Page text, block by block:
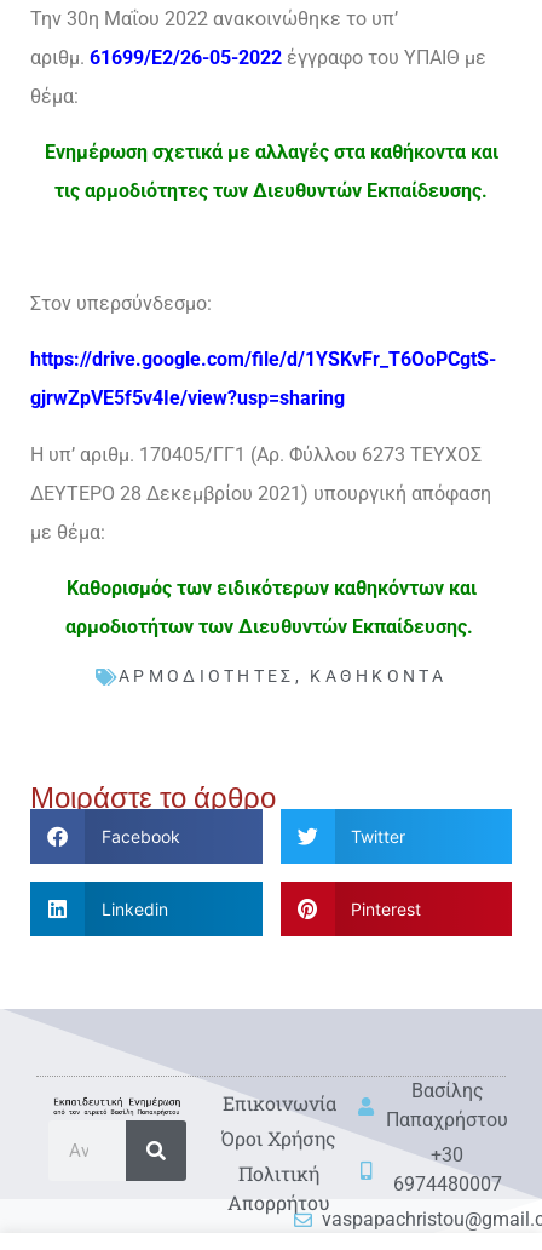
Την 30η Μαΐου 2022 ανακοινώθηκε το υπ’
αριθμ. 61699/Ε2/26-05-2022 έγγραφο του ΥΠΑΙΘ με
θέμα:
Ενημέρωση σχετικά με αλλαγές στα καθήκοντα και
τις αρμοδιότητες των Διευθυντών Εκπαίδευσης.
Στον υπερσύνδεσμο:
https://drive.google.com/file/d/1YSKvFr_T6OoPCgtS-
gjrwZpVE5f5v4Ie/view?usp=sharing
Η υπ’ αριθμ. 170405/ΓΓ1 (Αρ. Φύλλου 6273 ΤΕΥΧΟΣ
ΔΕΥΤΕΡΟ 28 Δεκεμβρίου 2021) υπουργική απόφαση
με θέμα:
Καθορισμός των ειδικότερων καθηκόντων και
αρμοδιοτήτων των Διευθυντών Εκπαίδευσης.
ΑΡΜΟΔΙΌΤΗΤΕΣ , ΚΑΘΉΚΟΝΤΑ
Μοιράστε το άρθρο
Facebook Twitter
Linkedin Pinterest
Eπικοινωνία
Όροι Χρήσης
Πολιτική
Απορρήτου
Βασίλης
Παπαχρήστου
+30
6974480007